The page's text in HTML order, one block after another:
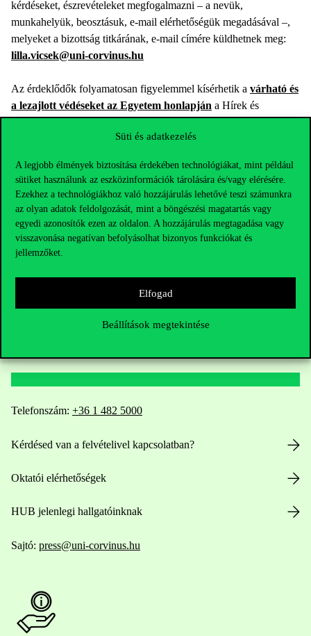
Süti és adatkezelés
A legjobb élmények biztosítása érdekében technológiákat, mint például
sütiket használunk az eszközinformációk tárolására és/vagy elérésére.
Ezekhez a technológiákhoz való hozzájárulás lehetővé teszi számunkra
az olyan adatok feldolgozását, mint a böngészési magatartás vagy
egyedi azonosítók ezen az oldalon. A hozzájárulás megtagadása vagy
visszavonása negatívan befolyásolhat bizonyos funkciókat és
jellemzőket.
Elfogad
Beállítások megtekintése
kérdéseket, észrevételeket megfogalmazni – a nevük,
munkahelyük, beosztásuk, e-mail elérhetőségük megadásával –,
melyeket a bizottság titkárának, e-mail címére küldhetnek meg:
lilla.vicsek@uni-corvinus.hu
Az érdeklődők folyamatosan figyelemmel kísérhetik a várható és
a lezajlott védéseket az Egyetem honlapján a Hírek és
Események között, továbbá különa PhD védések
Telefonszám: +36 1 482 5000
Kérdésed van a felvételivel kapcsolatban?
Oktatói elérhetőségek
HUB jelenlegi hallgatóinknak
Sajtó: press@uni-corvinus.hu